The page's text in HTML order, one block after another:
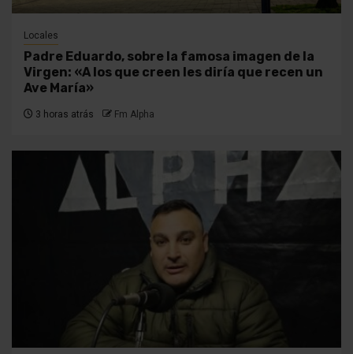
Locales
Padre Eduardo, sobre la famosa imagen de la
Virgen: «A los que creen les diría que recen un
Ave María»
3 horas atrás Fm Alpha